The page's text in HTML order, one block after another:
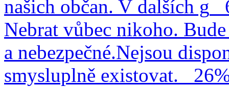
našich občan. V dalších g
Nebrat vůbec nikoho.
a nebezpečné.Nejsou
smysluplně existovat.